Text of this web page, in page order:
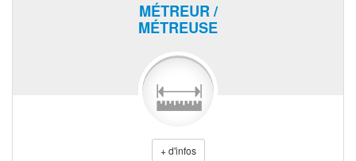
MÉTREUR /
MÉTREUSE
+ d'infos